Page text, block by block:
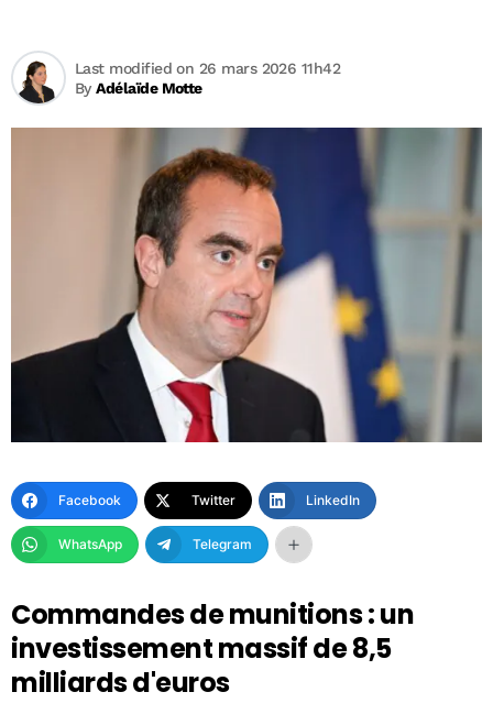
ByAdélaïde Motte
Last modified on 26 mars 2026 11h42
Facebook Twitter LinkedIn
WhatsApp Telegram
Commandes de munitions : un
investissement massif de 8,5
milliards d'euros